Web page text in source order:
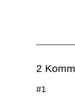
2
#1